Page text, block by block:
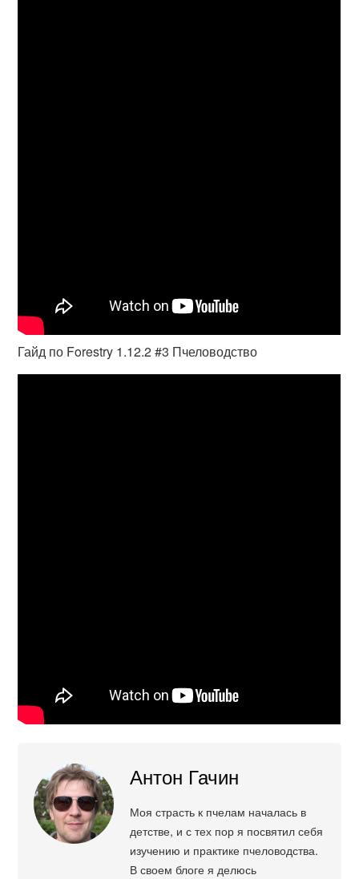
Гайд по Forestry 1.12.2 #3 Пчеловодство
Антон Гачин
Моя страсть к пчелам началась в
детстве, и с тех пор я посвятил себя
изучению и практике пчеловодства.
В своем блоге я делюсь